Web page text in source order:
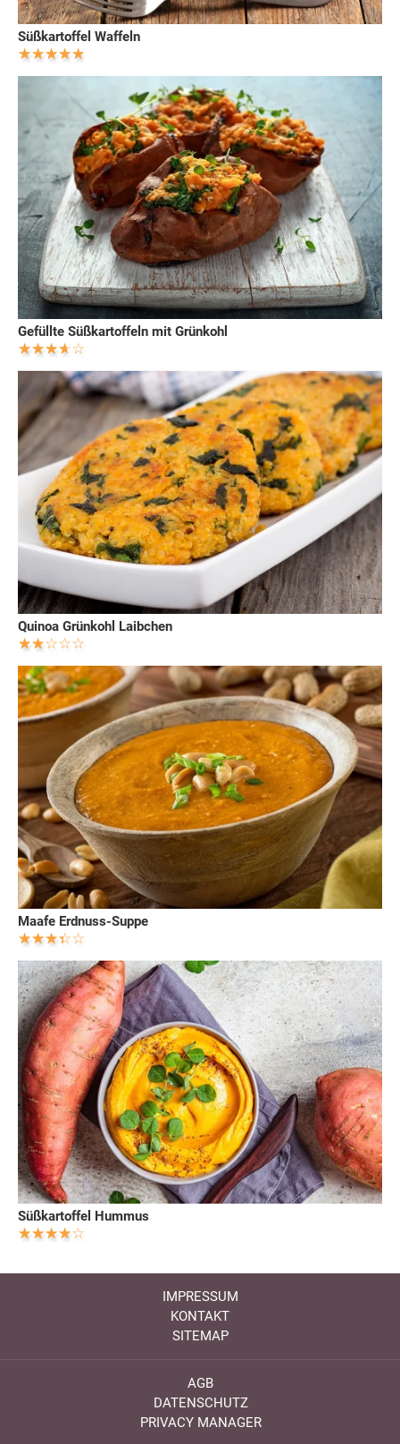
Süßkartoffel Waffeln
Gefüllte Süßkartoffeln mit Grünkohl
Quinoa Grünkohl Laibchen
Maafe Erdnuss-Suppe
Süßkartoffel Hummus
IMPRESSUM
KONTAKT
SITEMAP
AGB
DATENSCHUTZ
PRIVACY MANAGER